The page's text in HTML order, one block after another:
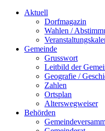
Aktuell
Dorfmagazin
Wahlen /
Gemeinde
Grusswort
Leitbild der
Geografie /
Zahlen
Ortsplan
Alterswegweiser
Behörden